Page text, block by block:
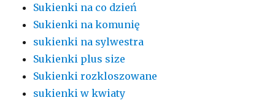
Sukienki na co dzień
Sukienki na komunię
sukienki na sylwestra
Sukienki plus size
Sukienki rozkloszowane
sukienki w kwiaty